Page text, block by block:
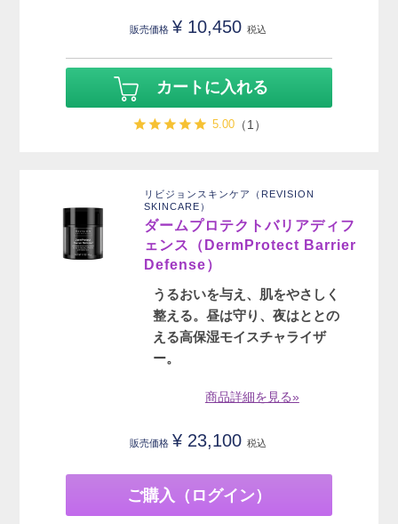
販売価格 ¥ 10,450 税込
カートに入れる
5.00（1）
リビジョンスキンケア（REVISION
SKINCARE）
ダームプロテクトバリアディフ
ェンス（DermProtect Barrier
Defense）
うるおいを与え、肌をやさしく
整える。昼は守り、夜はととの
える高保湿モイスチャライザ
ー。
商品詳細を見る»
販売価格 ¥ 23,100 税込
ご購入（ログイン）